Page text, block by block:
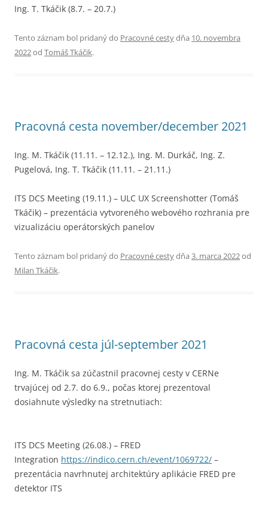
Ing. T. Tkáčik (8.7. – 20.7.)
Tento záznam bol pridaný do Pracovné cestydňa 10. novembra
2022od Tomáš Tkáčik.
Pracovná cesta november/december 2021
Ing. M. Tkáčik (11.11. – 12.12.), Ing. M. Durkáč, Ing. Z.
Pugelová, Ing. T. Tkáčik (11.11. – 21.11.)
ITS DCS Meeting (19.11.) – ULC UX Screenshotter (Tomáš
Tkáčik) – prezentácia vytvoreného webového rozhrania pre
vizualizáciu operátorských panelov
Tento záznam bol pridaný do Pracovné cestydňa 3. marca 2022od
Milan Tkáčik.
Pracovná cesta júl-september 2021
Ing. M. Tkáčik sa zúčastnil pracovnej cesty v CERNe
trvajúcej od 2.7. do 6.9., počas ktorej prezentoval
dosiahnute výsledky na stretnutiach:
ITS DCS Meeting (26.08.) – FRED
Integration https://indico.cern.ch/event/1069722/ –
prezentácia navrhnutej architektúry aplikácie FRED pre
detektor ITS